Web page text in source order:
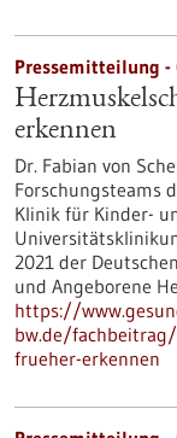
Pressemitteilung -
erkennen
Dr. Fabian von
Forschungsteams
Klinik für Kinder-
2021 der
und Angeborene
https://
bw.de/
frueher-erkennen